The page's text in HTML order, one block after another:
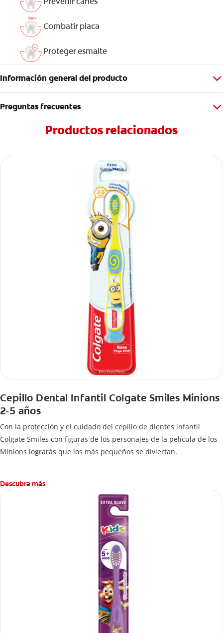
Combatir placa
Proteger esmalte
Información general del producto
Preguntas frecuentes
Productos relacionados
Cepillo Dental Infantil Colgate Smiles Minions
2-5 años
Con la protección y el cuidado del cepillo de dientes infantil
Colgate Smiles con figuras de los personajes de la película de los
Minions lograrás que los más pequeños se diviertan.
Descubra más